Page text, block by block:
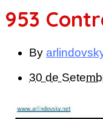
953
By
30 de